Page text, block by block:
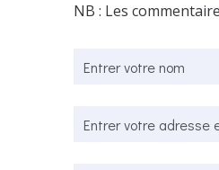
NB : Les